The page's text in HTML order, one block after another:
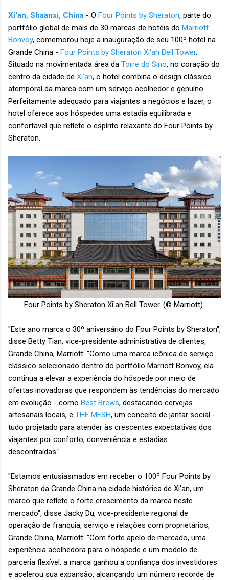
Xi'an, Shaanxi, China - O Four Points by Sheraton, parte do
portfólio global de mais de 30 marcas de hotéis do Marriott
Bonvoy, comemorou hoje a inauguração de seu 100º hotel na
Grande China - Four Points by Sheraton Xi'an Bell Tower.
Situado na movimentada área da Torre do Sino, no coração do
centro da cidade de Xi'an, o hotel combina o design clássico
atemporal da marca com um serviço acolhedor e genuíno.
Perfeitamente adequado para viajantes a negócios e lazer, o
hotel oferece aos hóspedes uma estadia equilibrada e
confortável que reflete o espírito relaxante do Four Points by
Sheraton.
Four Points by Sheraton Xi'an Bell Tower. (© Marriott)
"Este ano marca o 30º aniversário do Four Points by Sheraton",
disse Betty Tian, vice-presidente administrativa de clientes,
Grande China, Marriott. "Como uma marca icônica de serviço
clássico selecionado dentro do portfólio Marriott Bonvoy, ela
continua a elevar a experiência do hóspede por meio de
ofertas inovadoras que respondem às tendências do mercado
em evolução - como Best Brews, destacando cervejas
artesanais locais, e THE MESH, um conceito de jantar social -
tudo projetado para atender às crescentes expectativas dos
viajantes por conforto, conveniência e estadias
descontraídas."
"Estamos entusiasmados em receber o 100º Four Points by
Sheraton da Grande China na cidade histórica de Xi'an, um
marco que reflete o forte crescimento da marca neste
mercado", disse Jacky Du, vice-presidente regional de
operação de franquia, serviço e relações com proprietários,
Grande China, Marriott. "Com forte apelo de mercado, uma
experiência acolhedora para o hóspede e um modelo de
parceria flexível, a marca ganhou a confiança dos investidores
e acelerou sua expansão, alcançando um número recorde de